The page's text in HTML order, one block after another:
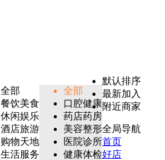
全部
餐饮美食
休闲娱乐
酒店旅游
购物天地
生活服务
全部
口腔健康
药店药房
美容整形
医院诊所
健康体检
默认排序
最新加入
附近商家
全局导航
首页
好店